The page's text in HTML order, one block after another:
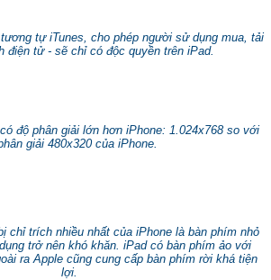
tự iTunes, cho phép người sử dụng mua, tải
điện tử - sẽ chỉ có độc quyền trên iPad.
độ phân giải lớn hơn iPhone: 1.024x768 so với
giải 480x320 của iPhone.
chỉ trích nhiều nhất của iPhone là bàn phím nhỏ
trở nên khó khăn. iPad có bàn phím ảo với
ra Apple cũng cung cấp bàn phím rời khá tiện
lợi.